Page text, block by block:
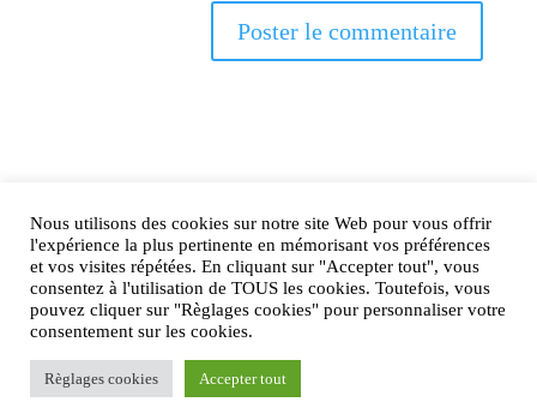
AIRtage 2024© Tous droits réservés
Mentions légales
Contactez-nous !
Nous utilisons des cookies sur notre site Web pour vous offrir
l'expérience la plus pertinente en mémorisant vos préférences
et vos visites répétées. En cliquant sur "Accepter tout", vous
consentez à l'utilisation de TOUS les cookies. Toutefois, vous
pouvez cliquer sur "Règlages cookies" pour personnaliser votre
consentement sur les cookies.
Règlages cookies Accepter tout